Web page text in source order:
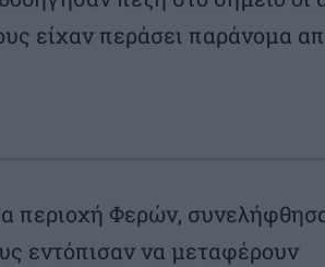
είχαν περάσει παράνομα
περιοχή Φερών,
εντόπισαν να μεταφέρουν